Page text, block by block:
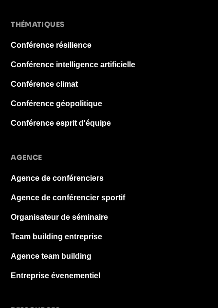
THÉMATIQUES
Conférence résilience
Conférence intelligence artificielle
Conférence climat
Conférence géopolitique
Conférence esprit d'équipe
AGENCE
Agence de conférenciers
Agence de conférencier sportif
Organisateur de séminaire
Team building entreprise
Agence team building
Entreprise évenementiel